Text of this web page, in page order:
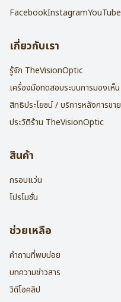
FacebookInstagramYouTube
เกี่ยวกับเรา
รู้จัก TheVisionOptic
เครื่องมือทดสอบระบบการมองเห็น
สิทธิประโยชน์ / บริการหลังการขาย
ประวัติร้าน TheVisionOptic
สินค้า
กรอบแว่น
โปรโมชั่น
ช่วยเหลือ
คำถามที่พบบ่อย
บทความข่าวสาร
วิดีโอคลิป